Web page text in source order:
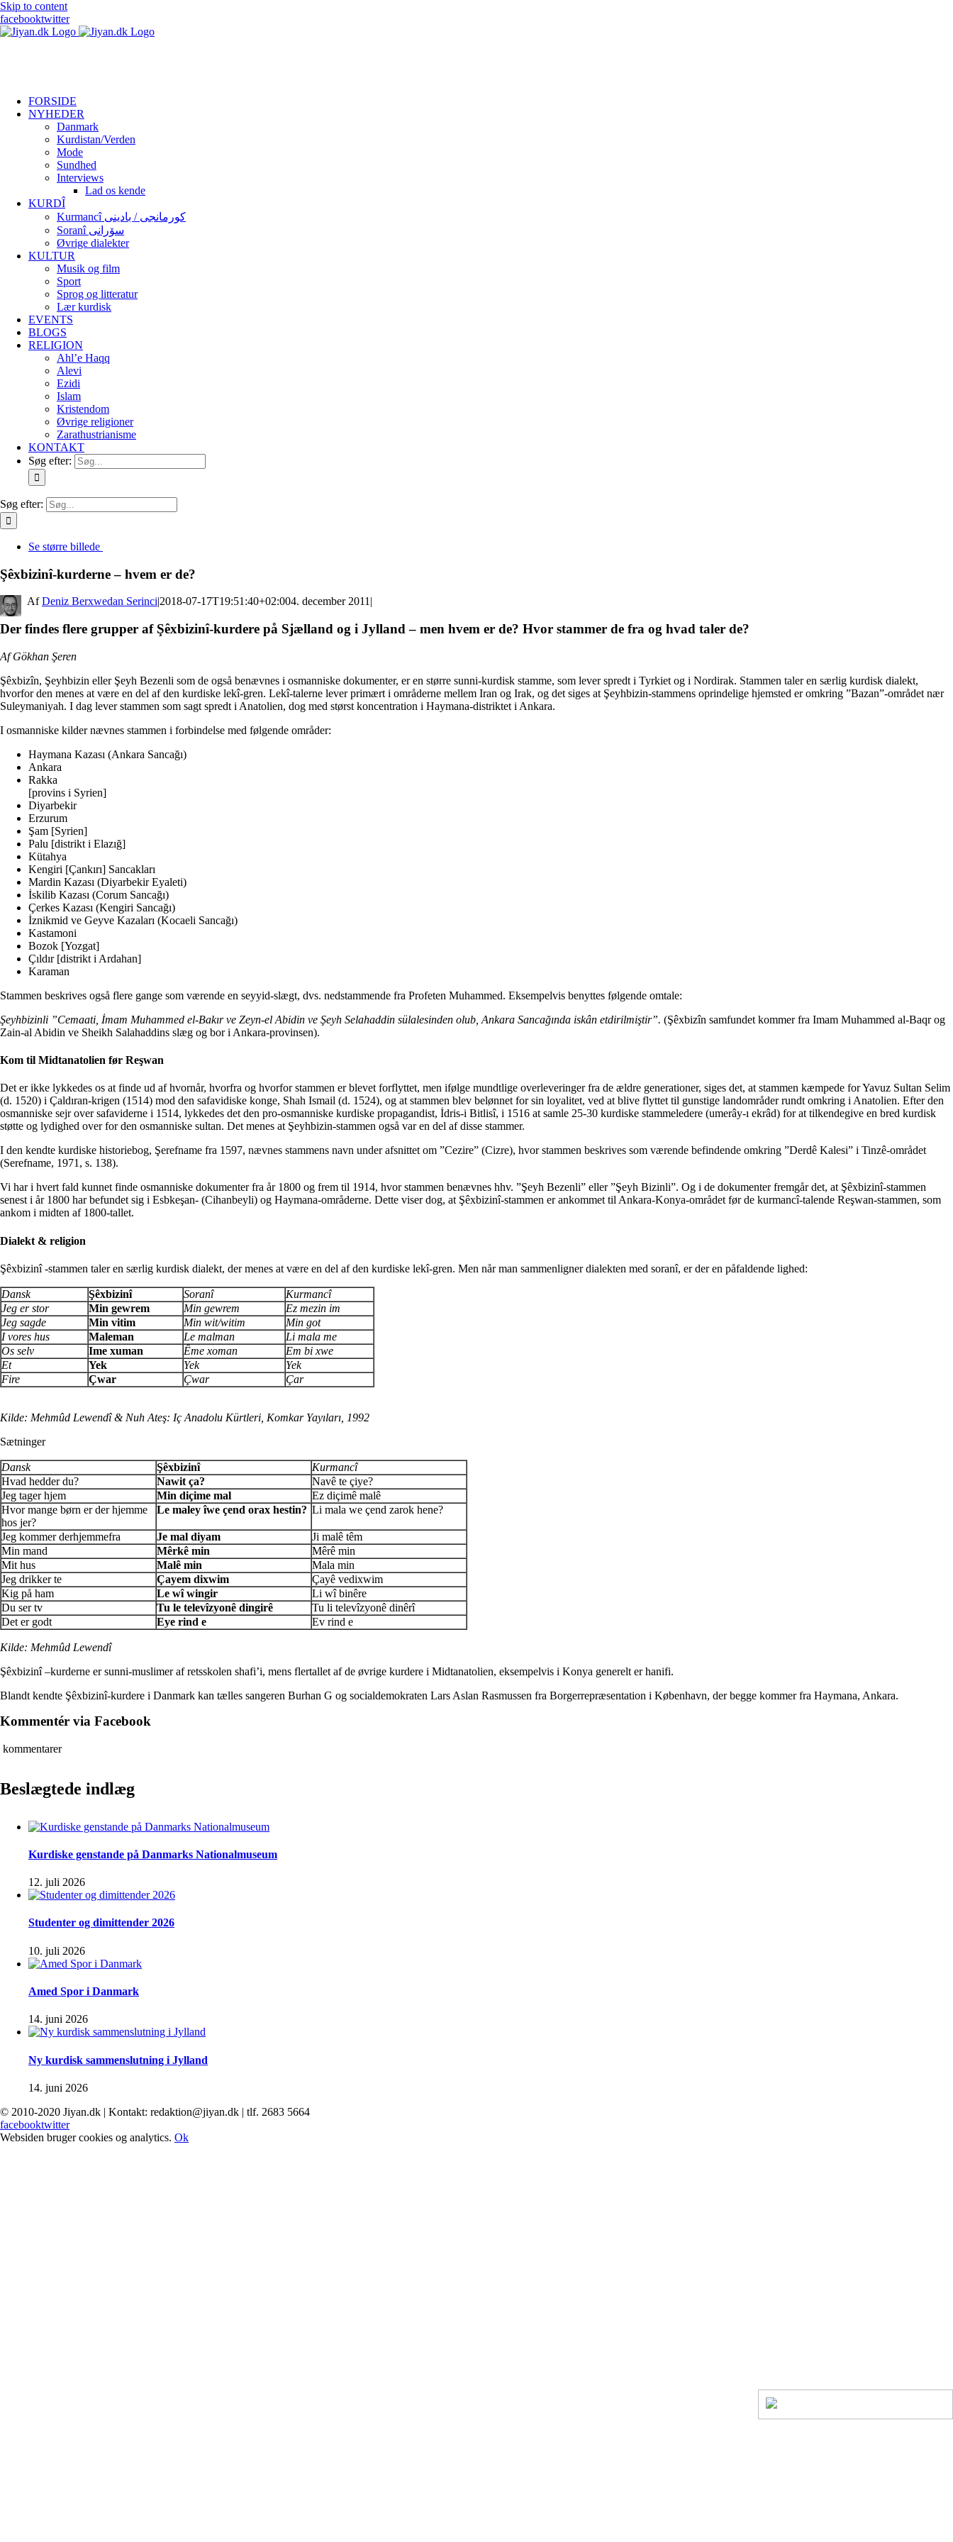
Skip to content
facebooktwitter
FORSIDE
NYHEDER
Danmark
Kurdistan/Verden
Mode
Sundhed
Interviews
Lad os kende
KURDÎ
Kurmancî کورمانجی / بادینی
Soranî سۆرانی
Øvrige dialekter
KULTUR
Musik og film
Sport
Sprog og litteratur
Lær kurdisk
EVENTS
BLOGS
RELIGION
Ahl’e Haqq
Alevi
Ezidi
Islam
Kristendom
Øvrige religioner
Zarathustrianisme
KONTAKT
Søg efter:
Søg efter:
Se større billede
Şêxbizinî-kurderne – hvem er de?
By Deniz Berxwedan Serinci|2018-07-17T19:51:40+02:004. december 2011|
Der findes flere grupper af Şêxbizinî-kurdere på Sjælland og i Jylland – men hvem er de? Hvor stammer de fra og hvad taler de?
Af Gökhan Şeren
Şêxbizîn, Şeyhbizin eller Şeyh Bezenli som de også benævnes i osmanniske dokumenter, er en større sunni-kurdisk stamme, som lever spredt i Tyrkiet og i Nordirak. Stammen taler en særlig kurdisk dialekt,
hvorfor den menes at være en del af den kurdiske lekî-gren. Lekî-talerne lever primært i områderne mellem Iran og Irak, og det siges at Şeyhbizin-stammens oprindelige hjemsted er omkring ”Bazan”-området nær
Suleymaniyah. I dag lever stammen som sagt spredt i Anatolien, dog med størst koncentration i Haymana-distriktet i Ankara.
I osmanniske kilder nævnes stammen i forbindelse med følgende områder:
Haymana Kazası (Ankara Sancağı)
Ankara
Rakka
[provins i Syrien]
Diyarbekir
Erzurum
Şam [Syrien]
Palu [distrikt i Elazığ]
Kütahya
Kengiri [Çankırı] Sancakları
Mardin Kazası (Diyarbekir Eyaleti)
İskilib Kazası (Corum Sancağı)
Çerkes Kazası (Kengiri Sancağı)
İznikmid ve Geyve Kazaları (Kocaeli Sancağı)
Kastamoni
Bozok [Yozgat]
Çıldır [distrikt i Ardahan]
Karaman
Stammen beskrives også flere gange som værende en seyyid-slægt, dvs. nedstammende fra Profeten Muhammed. Eksempelvis benyttes følgende omtale:
Şeyhbizinli ”Cemaati, İmam Muhammed el-Bakır ve Zeyn-el Abidin ve Şeyh Selahaddin sülalesinden olub, Ankara Sancağında iskân etdirilmiştir”. (Şêxbizîn samfundet kommer fra Imam Muhammed al-Baqr og
Zain-al Abidin ve Sheikh Salahaddins slæg og bor i Ankara-provinsen).
Kom til Midtanatolien før Reşwan
Det er ikke lykkedes os at finde ud af hvornår, hvorfra og hvorfor stammen er blevet forflyttet, men ifølge mundtlige overleveringer fra de ældre generationer, siges det, at stammen kæmpede for Yavuz Sultan Selim
(d. 1520) i Çaldıran-krigen (1514) mod den safavidiske konge, Shah Ismail (d. 1524), og at stammen blev belønnet for sin loyalitet, ved at blive flyttet til gunstige landområder rundt omkring i Anatolien. Efter den
osmanniske sejr over safaviderne i 1514, lykkedes det den pro-osmanniske kurdiske propagandist, İdris-i Bitlisî, i 1516 at samle 25-30 kurdiske stammeledere (umerây-ı ekrâd) for at tilkendegive en bred kurdisk
støtte og lydighed over for den osmanniske sultan. Det menes at Şeyhbizin-stammen også var en del af disse stammer.
I den kendte kurdiske historiebog, Şerefname fra 1597, nævnes stammens navn under afsnittet om ”Cezire” (Cizre), hvor stammen beskrives som værende befindende omkring ”Derdê Kalesi” i Tinzê-området
(Serefname, 1971, s. 138).
Vi har i hvert fald kunnet finde osmanniske dokumenter fra år 1800 og frem til 1914, hvor stammen benævnes hhv. ”Şeyh Bezenli” eller ”Şeyh Bizinli”. Og i de dokumenter fremgår det, at Şêxbizinî-stammen
senest i år 1800 har befundet sig i Esbkeşan- (Cihanbeyli) og Haymana-områderne. Dette viser dog, at Şêxbizinî-stammen er ankommet til Ankara-Konya-området før de kurmancî-talende Reşwan-stammen, som
ankom i midten af 1800-tallet.
Dialekt & religion
Şêxbizinî -stammen taler en særlig kurdisk dialekt, der menes at være en del af den kurdiske lekî-gren. Men når man sammenligner dialekten med soranî, er der en påfaldende lighed:
Dansk Şêxbizinî Soranî
Kurmancî
Jeg er stor
Min gewrem Min gewrem
Ez mezin im
Jeg sagde
Min vitim Min wit/witim
Min got
I vores hus
Maleman Le malman
Li mala me
Os selv
Ime xuman Ême xoman
Em bi xwe
Et
Yek Yek
Yek
Fire
Çwar Çwar Çar
Kilde: Mehmûd Lewendî & Nuh Ateş: Iç Anadolu Kürtleri, Komkar Yayıları, 1992
Sætninger
Dansk Şêxbizinî
Kurmancî
Hvad hedder du?
Nawit ça?
Navê te çiye?
Jeg tager hjem
Min diçime mal
Ez diçimê malê
Hvor mange børn er der hjemme
hos jer?
Le maley îwe çend orax hestin? Li mala we çend zarok hene?
Jeg kommer derhjemmefra Je mal diyam
Ji malê têm
Min mand
Mêrkê min
Mêrê min
Mit hus
Malê min
Mala min
Jeg drikker te
Çayem dixwim
Çayê vedixwim
Kig på ham
Le wî wingir
Li wî binêre
Du ser tv
Tu le televîzyonê dingirê
Tu li televîzyonê dinêrî
Det er godt
Eye rind e Ev rind e
Kilde: Mehmûd Lewendî
Şêxbizinî –kurderne er sunni-muslimer af retsskolen shafi’i, mens flertallet af de øvrige kurdere i Midtanatolien, eksempelvis i Konya generelt er hanifi.
Blandt kendte Şêxbizinî-kurdere i Danmark kan tælles sangeren Burhan G og socialdemokraten Lars Aslan Rasmussen fra Borgerrepræsentation i København, der begge kommer fra Haymana, Ankara.
Kommentér via Facebook
kommentarer
Beslægtede indlæg
Kurdiske genstande på Danmarks Nationalmuseum
12. juli 2026
Studenter og dimittender 2026
10. juli 2026
Amed Spor i Danmark
14. juni 2026
Ny kurdisk sammenslutning i Jylland
14. juni 2026
© 2010-2020 Jiyan.dk | Kontakt: redaktion@jiyan.dk | tlf. 2683 5664
facebooktwitter
Websiden bruger cookies og analytics. Ok